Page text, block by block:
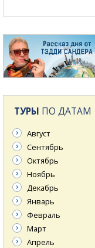
ТУРЫ ПО ДАТАМ
Август
Сентябрь
Октябрь
Ноябрь
Декабрь
Январь
Февраль
Март
Апрель